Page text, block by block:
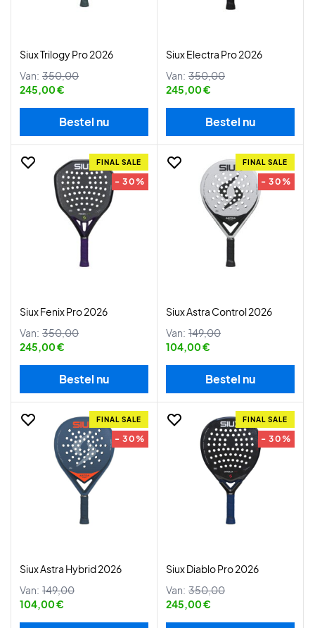
Siux Trilogy Pro 2026
Van: 350,00
245,00 €
Bestel nu
Siux Electra Pro 2026
Van: 350,00
245,00 €
Bestel nu
FINAL SALE
- 30%
Siux Fenix Pro 2026
Van: 350,00
245,00 €
Bestel nu
FINAL SALE
- 30%
Siux Astra Control 2026
Van: 149,00
104,00 €
Bestel nu
FINAL SALE
- 30%
Siux Astra Hybrid 2026
Van: 149,00
104,00 €
FINAL SALE
- 30%
Siux Diablo Pro 2026
Van: 350,00
245,00 €